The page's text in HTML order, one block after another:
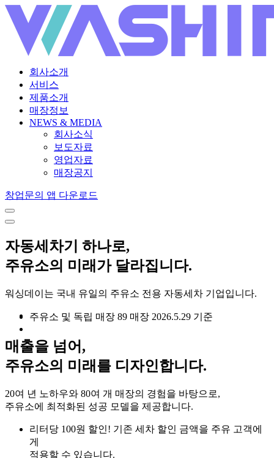
회사소개
서비스
제품소개
매장정보
NEWS & MEDIA
회사소식
보도자료
영업자료
매장공지
창업문의 앱 다운로드
자동세차기 하나로,
주유소의 미래가 달라집니다.
워싱데이는 국내 유일의 주유소 전용 자동세차 기업입니다.
주유소 및 독립 매장 89 매장 2026.5.29 기준
매출을 넘어,
주유소의 미래를 디자인합니다.
20여 년 노하우와 80여 개 매장의 경험을 바탕으로,
주유소에 최적화된 성공 모델을 제공합니다.
리터당 100원 할인! 기존 세차 할인 금액을 주유 고객에
게
적용할 수 있습니다.